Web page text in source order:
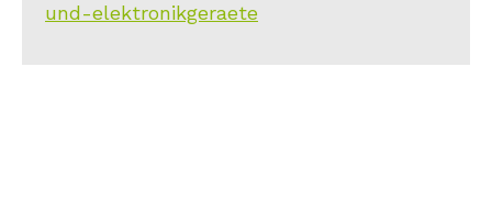
und-elektronikgeraete